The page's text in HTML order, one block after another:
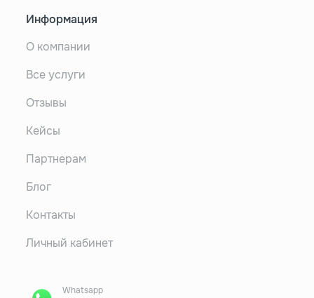
Информация
О компании
Все услуги
Отзывы
Кейсы
Партнерам
Блог
Контакты
Личный кабинет
Whatsapp